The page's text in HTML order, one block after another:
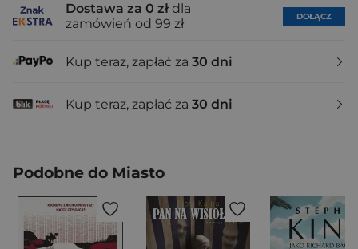
Dostawa za 0 zł dla
zamówień od 99 zł
DOŁĄCZ
Kup teraz, zapłać za 30 dni
Kup teraz, zapłać za 30 dni
Podobne do Miasto